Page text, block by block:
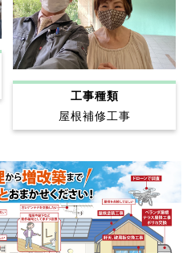
工事種類
屋根補修工事